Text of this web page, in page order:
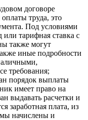
договоре
труда, это
Под условиями
или тарифная ставка с
также могут
иные подробности
требования;
порядок выплаты
имеет право на
выдавать расчетки и
заработная плата, из
начислены и